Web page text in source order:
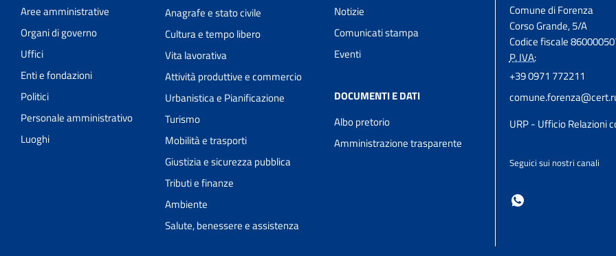
Aree amministrative
Organi di governo
Uffici
Enti e fondazioni
Politici
Personale amministrativo
Luoghi
Anagrafe e stato civile
Cultura e tempo libero
Vita lavorativa
Attività produttive e commercio
Urbanistica e Pianificazione
Turismo
Mobilità e trasporti
Giustizia e sicurezza pubblica
Tributi e finanze
Ambiente
Salute, benessere e assistenza
Notizie
Comunicati stampa
Eventi
DOCUMENTI E DATI
Albo pretorio
Amministrazione trasparente
Comune di Forenza
Corso Grande, 5/A
Codice fiscale
P. IVA:
+39 0971 772211
URP - Ufficio Relazioni
Seguici sui nostri canali